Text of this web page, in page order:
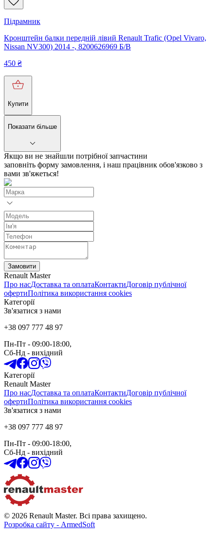
Підрамник
Кронштейн балки передній лівий Renault Trafic (Opel Vivaro,
Nissan NV300) 2014 -, 8200626969 Б/В
450 ₴
Купити
Показати більше
Якщо ви не знайшли потрібної запчастини
заповніть форму замовлення, і наш працівник обов'язково з
вами зв'яжеться!
Замовити
Renault Master
Про насДоставка та оплатаКонтактиДоговір публічної
офертиПолітика використання cookies
Категорії
Зв'язатися з нами
+38 097 777 48 97
Пн-Пт - 09:00-18:00,
Сб-Нд - вихідний
Категорії
Renault Master
Про насДоставка та оплатаКонтактиДоговір публічної
офертиПолітика використання cookies
Зв'язатися з нами
+38 097 777 48 97
Пн-Пт - 09:00-18:00,
Сб-Нд - вихідний
© 2026 Renault Master. Всі права захищено.
Розробка сайту - ArmedSoft